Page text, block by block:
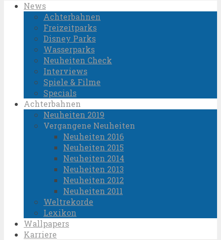
News
Achterbahnen
Freizeitparks
Disney Parks
Wasserparks
Neuheiten Check
Interviews
Spiele & Filme
Specials
Achterbahnen
Neuheiten 2019
Vergangene Neuheiten
Neuheiten 2016
Neuheiten 2015
Neuheiten 2014
Neuheiten 2013
Neuheiten 2012
Neuheiten 2011
Weltrekorde
Lexikon
Wallpapers
Karriere